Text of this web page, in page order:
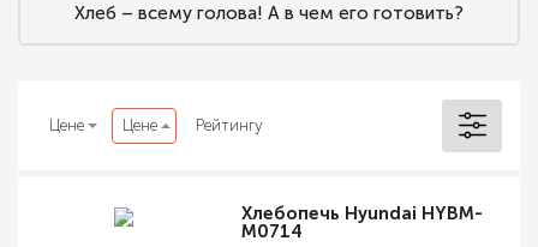
Хлеб – всему голова! А в чем его готовить?
Цене Цене Рейтингу
Хлебопечь Hyundai HYBM-
M0714